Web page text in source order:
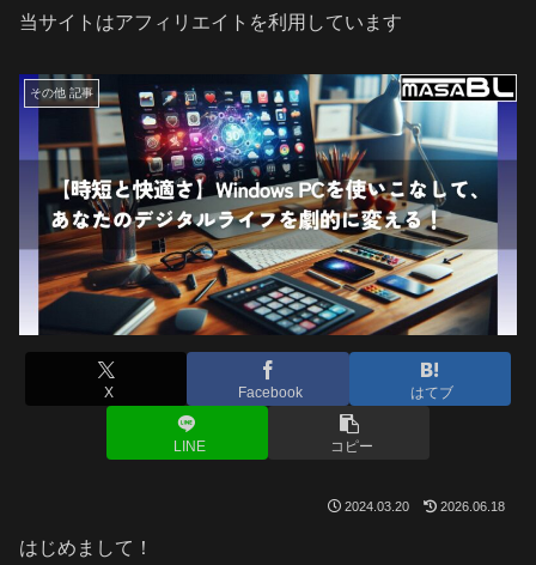
当サイトはアフィリエイトを利用しています
その他 記事
X Facebook はてブ
LINE コピー
2024.03.20 2026.06.18
はじめまして！